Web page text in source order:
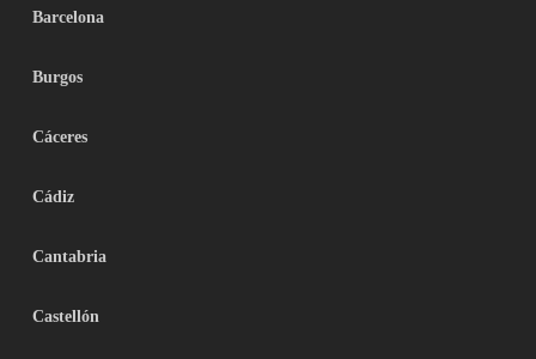
Barcelona
Burgos
Cáceres
Cádiz
Cantabria
Castellón